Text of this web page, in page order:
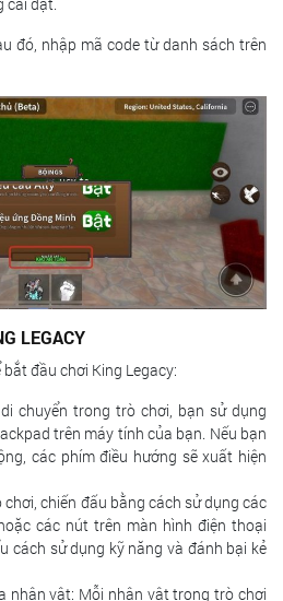
đó, nhập mã code từ danh sách trên
LEGACY
đầu chơi King Legacy:
chuyển trong trò chơi, bạn sử dụng
trên máy tính của bạn. Nếu bạn
các phím điều hướng sẽ xuất hiện
chiến đấu bằng cách sử dụng các
các nút trên màn hình điện thoại
cách sử dụng kỹ năng và đánh bại kẻ
nhân vật: Mỗi nhân vật trong trò chơi